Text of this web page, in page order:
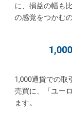
に、損益の幅も
の感覚をつかむ
1,000通貨での取
売買に、「ユー
ます。